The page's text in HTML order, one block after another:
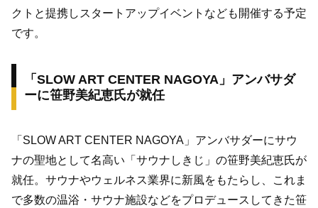
クトと提携しスタートアップイベントなども開催する予定
です。
「SLOW ART CENTER NAGOYA」アンバサダ
ーに笹野美紀恵氏が就任
「SLOW ART CENTER NAGOYA」アンバサダーにサウ
ナの聖地として名高い「サウナしきじ」の笹野美紀恵氏が
就任。サウナやウェルネス業界に新風をもたらし、これま
で多数の温浴・サウナ施設などをプロデュースしてきた笹